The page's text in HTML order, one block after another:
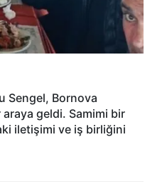
Sengel, Bornova
geldi. Samimi bir
iletişimi ve iş birliğini